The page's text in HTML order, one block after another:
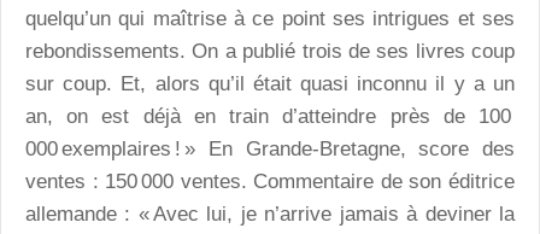
quelqu’un qui maîtrise à ce point ses intrigues et ses
rebondissements. On a publié trois de ses livres coup
sur coup. Et, alors qu’il était quasi inconnu il y a un
an, on est déjà en train d’atteindre près de 100
000 exemplaires ! » En Grande-Bretagne, score des
ventes : 150 000 ventes. Commentaire de son éditrice
allemande : « Avec lui, je n’arrive jamais à deviner la